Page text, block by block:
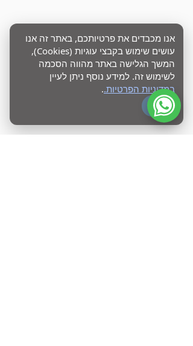
אנו מכבדים את פרטיותכם, באתר זה אנו
עושים שימוש בקבצי עוגיות (Cookies),
המשך הגלישה באתר מהווה הסכמה
לשימוש זה. למידע נוסף ניתן לעיין
במדיניות הפרטיות..
OK
שאלות ותשובות